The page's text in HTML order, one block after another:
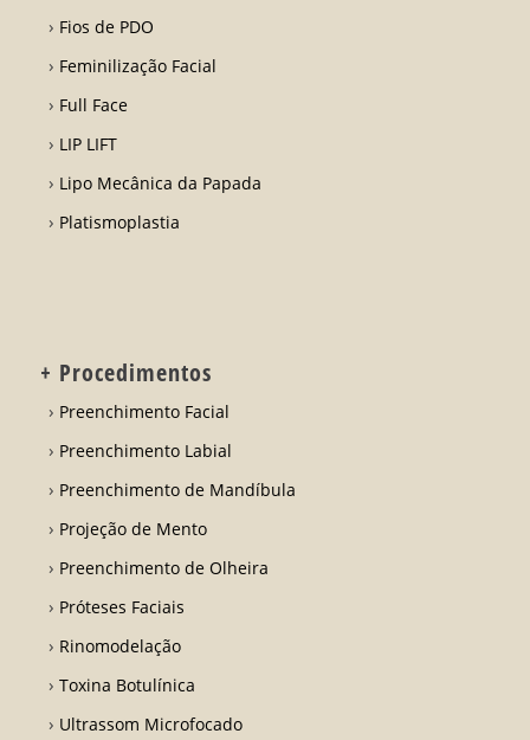
Fios de PDO
Feminilização Facial
Full Face
LIP LIFT
Lipo Mecânica da Papada
Platismoplastia
+ Procedimentos
Preenchimento Facial
Preenchimento Labial
Preenchimento de Mandíbula
Projeção de Mento
Preenchimento de Olheira
Próteses Faciais
Rinomodelação
Toxina Botulínica
Ultrassom Microfocado